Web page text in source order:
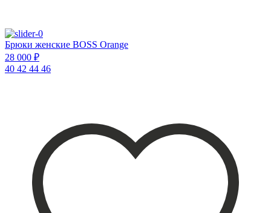
Брюки женские BOSS Orange
28 000 ₽
40 42 44 46